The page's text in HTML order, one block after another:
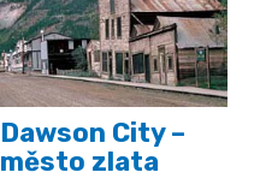
Dawson City –
město zlata